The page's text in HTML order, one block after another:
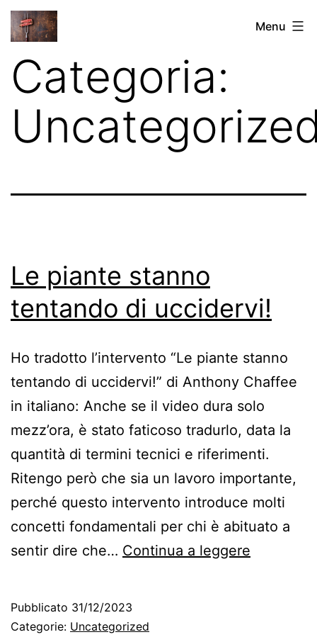
Salta
contenuto
Dieta
Menu
Categoria:
Le piante stanno
tentando di uccidervi!
Ho tradotto l’intervento “Le piante stanno
tentando di uccidervi!” di Anthony Chaffee
in italiano: Anche se il video dura solo
mezz’ora, è stato faticoso tradurlo, data la
quantità di termini tecnici e riferimenti.
Ritengo però che sia un lavoro importante,
perché questo intervento introduce molti
concetti fondamentali per chi è abituato a
sentir dire che… Continua a leggere
Pubblicato 31/12/2023
Categorie: Uncategorized